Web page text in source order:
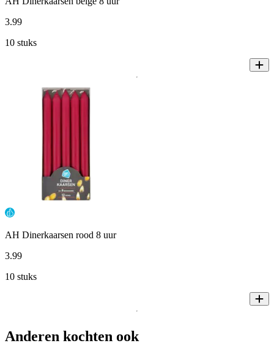
3.99
10 stuks
AH Dinerkaarsen rood 8 uur
3.99
10 stuks
Anderen kochten ook